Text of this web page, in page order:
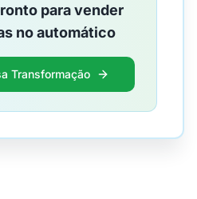
para vender
no automático
Transformação